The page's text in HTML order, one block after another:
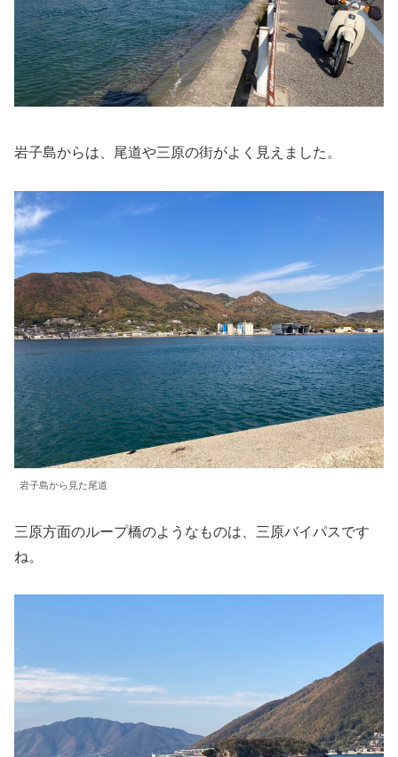
岩子島からは、尾道や三原の街がよく見えました。
岩子島から見た尾道
三原方面のループ橋のようなものは、三原バイパスです
ね。